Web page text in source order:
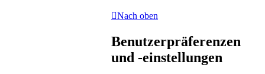
Nach oben
Benutzerpräferenzen
und -einstellungen